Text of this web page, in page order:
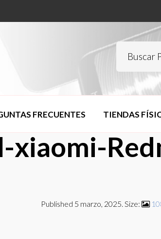
FRECUENTES TIENDAS
xiaomi-
Published 5 marzo, 2025. Size: